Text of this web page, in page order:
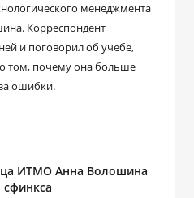
менеджмента
Корреспондент
и поговорил об учебе,
о том, почему она больше
ошибки.
ИТМО Анна Волошина